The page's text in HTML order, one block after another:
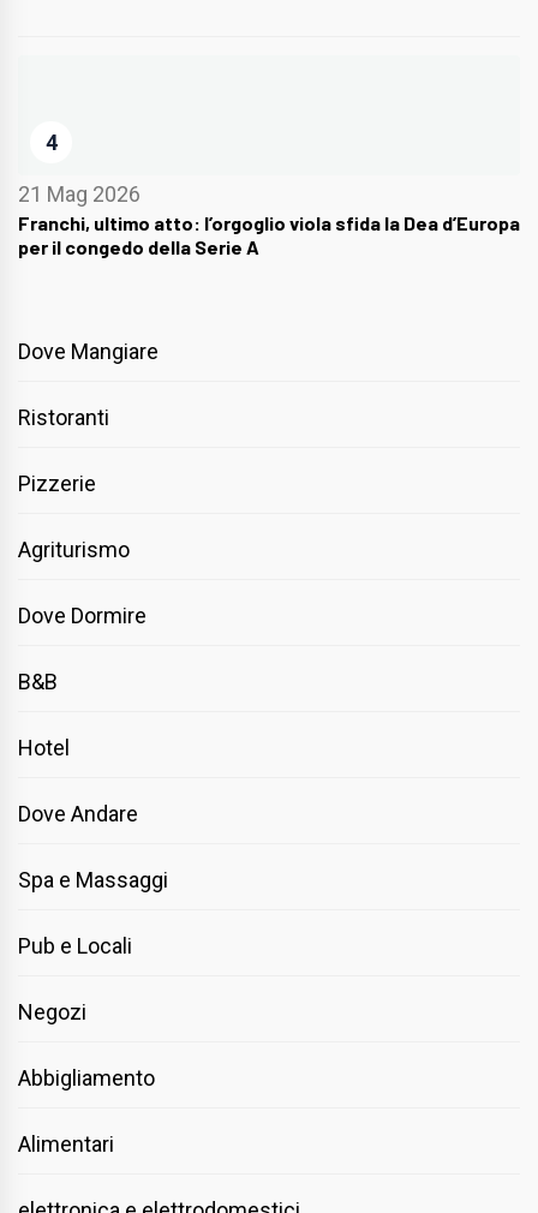
4
21 Mag 2026
Franchi, ultimo atto: l’orgoglio viola sfida la Dea d’Europa
per il congedo della Serie A
Dove Mangiare
Ristoranti
Pizzerie
Agriturismo
Dove Dormire
B&B
Hotel
Dove Andare
Spa e Massaggi
Pub e Locali
Negozi
Abbigliamento
Alimentari